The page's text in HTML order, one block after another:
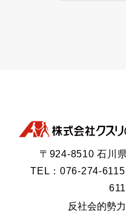
〒924-8510 石川
TEL：076-274-
反社会的勢